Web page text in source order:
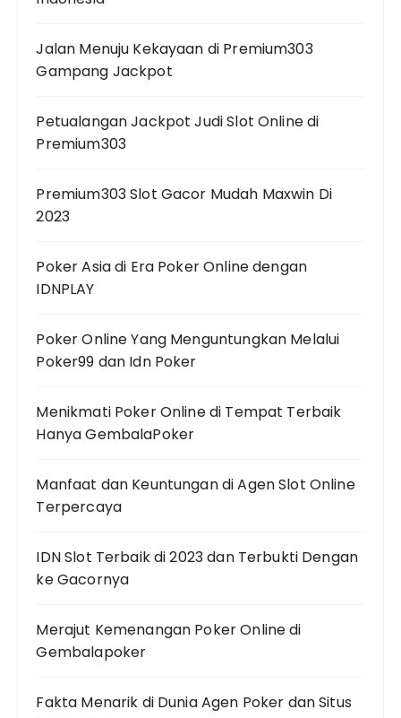
Jalan Menuju Kekayaan di Premium303
Gampang Jackpot
Petualangan Jackpot Judi Slot Online di
Premium303
Premium303 Slot Gacor Mudah Maxwin Di
2023
Poker Asia di Era Poker Online dengan
IDNPLAY
Poker Online Yang Menguntungkan Melalui
Poker99 dan Idn Poker
Menikmati Poker Online di Tempat Terbaik
Hanya GembalaPoker
Manfaat dan Keuntungan di Agen Slot Online
Terpercaya
IDN Slot Terbaik di 2023 dan Terbukti Dengan
ke Gacornya
Merajut Kemenangan Poker Online di
Gembalapoker
Fakta Menarik di Dunia Agen Poker dan Situs